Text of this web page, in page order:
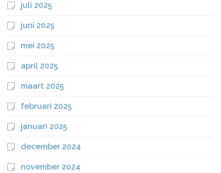
juli 2025
juni 2025
mei 2025
april 2025
maart 2025
februari 2025
januari 2025
december 2024
november 2024